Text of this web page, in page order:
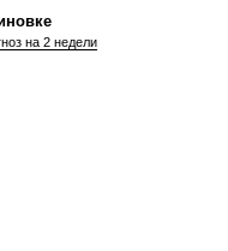
на 2 недели